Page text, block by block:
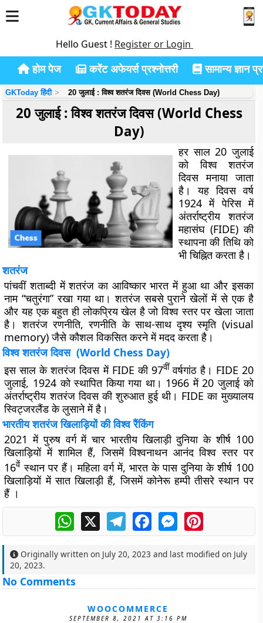
Hello Guest ! Register or Login
होम पेज करेंट अफेयर्स प्रश्नोत्तरी सामान्य ज्ञान
GKToday हिंदी 20 जुलाई : विश्व शतरंज दिवस (World Chess Day)
20 जुलाई : विश्व शतरंज दिवस (World Chess
Day)
हर साल 20 जुलाई
को विश्व शतरंज
दिवस मनाया जाता
है। यह दिवस वर्ष
1924 में पेरिस में
अंतर्राष्ट्रीय शतरंज
महासंघ (FIDE) की
स्थापना की तिथि को
भी चिह्नित करता है।
शतरंज
पांचवीं शताब्दी में शतरंज का आविष्कार भारत में हुआ था और इसका
नाम “चतुरंगा” रखा गया था। शतरंज सबसे पुराने खेलों में से एक है
और यह एक बहुत ही लोकप्रिय खेल है जो विश्व स्तर पर खेला जाता
है। शतरंज रणनीति, रणनीति के साथ-साथ दृश्य स्मृति (visual
memory) जैसे कौशल विकसित करने में मदद करता है।
विश्व शतरंज दिवस (World Chess Day)
इस साल के शतरंज दिवस में FIDE की 97वींवर्षगांठ है। FIDE 20
जुलाई, 1924 को स्थापित किया गया था। 1966 में 20 जुलाई को
अंतर्राष्ट्रीय शतरंज दिवस की शुरुआत हुई थी। FIDE का मुख्यालय
स्विट्जरलैंड के लुसाने में है।
भारतीय शतरंज खिलाड़ियों की विश्व रैंकिंग
2021 में पुरुष वर्ग में चार भारतीय खिलाड़ी दुनिया के शीर्ष 100
खिलाड़ियों में शामिल हैं, जिसमें विश्वनाथन आनंद विश्व स्तर पर
16वेंस्थान पर हैं। महिला वर्ग में, भारत के पास दुनिया के शीर्ष 100
खिलाड़ियों में सात खिलाड़ी हैं, जिसमें कोनेरू हम्पी तीसरे स्थान पर
हैं ।
WhatsApp
X TelegramFacebookMessengerPinterest
Originally written on July 20, 2023 and last modified on July
20, 2023.
No Comments
WOOCOMMERCE
SEPTEMBER 8, 2021 AT 3:16 PM